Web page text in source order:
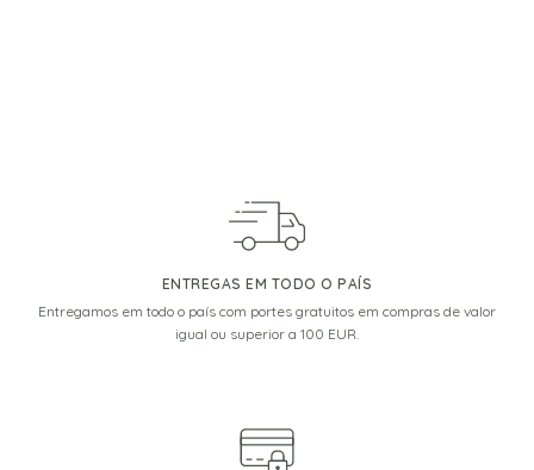
ENTREGAS EM TODO O PAÍS
Entregamos em todo o país com portes gratuitos em compras de valor
igual ou superior a 100 EUR.